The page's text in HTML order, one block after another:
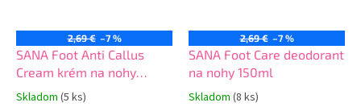
2,69 € –7 %
SANA Foot Anti Callus
Cream krém na nohy
100ml
Skladom (5 ks)
2,69 € –7 %
SANA Foot Care deodorant
na nohy 150ml
Skladom (8 ks)